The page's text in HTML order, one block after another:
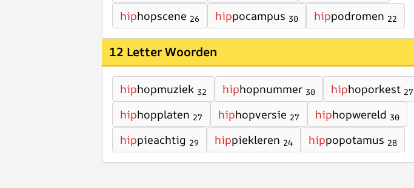
hiphopscene 26 hippocampus 30 hippodromen 22
12 Letter Woorden
hiphopmuziek 32 hiphopnummer 30 hiphoporkest 27
hiphopplaten 27 hiphopversie 27 hiphopwereld 30
hippieachtig 29 hippiekleren 24 hippopotamus 28